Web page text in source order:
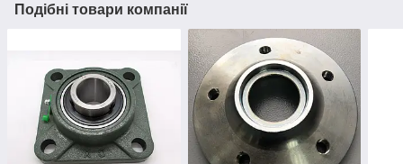
Подібні товари компанії